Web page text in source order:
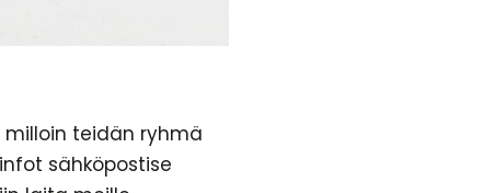
milloin teidän ryhmä
sähköpostise